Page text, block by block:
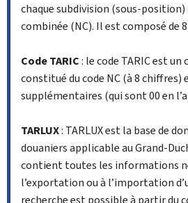
chaque subdivision (sous-
combinée (NC). Il est composé de
Code TARIC: le code TARIC est un
constitué du code NC (à 8 chiffres)
supplémentaires (qui sont 00 en
TARLUX: TARLUX est la base de
douaniers applicable au Grand-
contient toutes les informations
l’exportation ou à l’importation
recherche est possible à partir du